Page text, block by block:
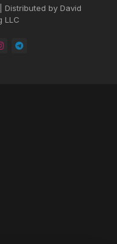
| Distributed by David
LLC